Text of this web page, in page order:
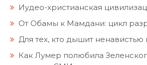
Иудео-христианская
От Обамы к Мамдани: цикл
Для тех, кто дышит
Как Лумер полюбила